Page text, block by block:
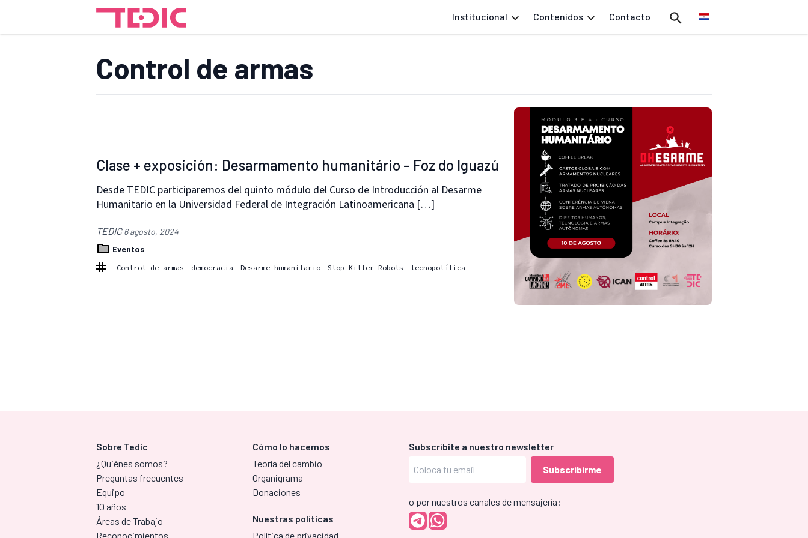
Institucional Contenidos Contacto
Control de armas
Clase + exposición: Desarmamento humanitário – Foz do Iguazú
Desde TEDIC participaremos del quinto módulo del Curso de Introducción al Desarme
Humanitario en la Universidad Federal de Integración Latinoamericana […]
TEDIC6 agosto, 2024
Eventos
Control de armas democracia Desarme humanitario Stop Killer Robots tecnopolítica
Sobre Tedic
¿Quiénes somos?
Preguntas frecuentes
Equipo
10 años
Áreas de Trabajo
Reconocimientos
Cómo lo hacemos
Teoría del cambio
Organigrama
Donaciones
Nuestras políticas
Política de privacidad
Subscríbite a nuestro newsletter
o por nuestros canales de mensajería: